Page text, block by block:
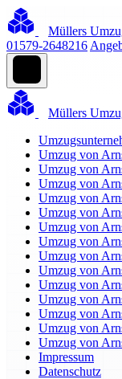
Müllers
01579-2648216
Müllers
Umzug von
Umzug von
Umzug von
Umzug von
Umzug von
Umzug von
Umzug von
Umzug von
Umzug von
Umzug von
Umzug von
Umzug von
Umzug von
Umzug von
Impressum
Datenschutz